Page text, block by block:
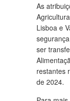
As
Lisboa e
ser
restantes
de 2024.